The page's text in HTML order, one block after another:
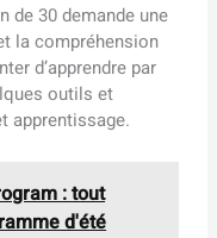
de 30 demande une
la compréhension
d’apprendre par
outils et
apprentissage.
: tout
d'été